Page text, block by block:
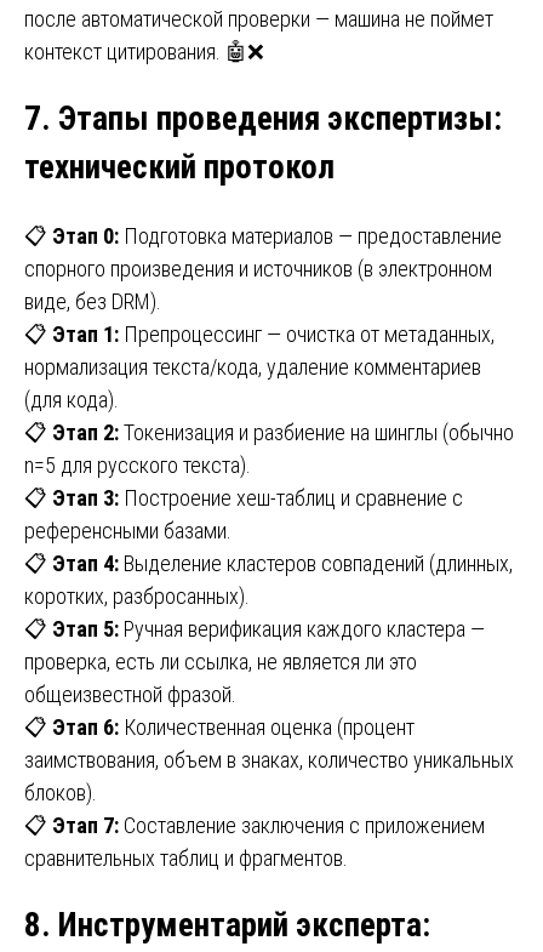
после автоматической проверки — машина не поймет
контекст цитирования. 🤖❌
7. Этапы проведения экспертизы:
технический протокол
📋 Этап 0: Подготовка материалов — предоставление
спорного произведения и источников (в электронном
виде, без DRM).
📋 Этап 1: Препроцессинг — очистка от метаданных,
нормализация текста/кода, удаление комментариев
(для кода).
📋 Этап 2:Токенизация и разбиение на шинглы (обычно
n=5 для русского текста).
📋 Этап 3: Построение хеш-таблиц и сравнение с
референсными базами.
📋 Этап 4: Выделение кластеров совпадений (длинных,
коротких, разбросанных).
📋 Этап 5: Ручная верификация каждого кластера —
проверка, есть ли ссылка, не является ли это
общеизвестной фразой.
📋 Этап 6: Количественная оценка (процент
заимствования, объем в знаках, количество уникальных
блоков).
📋 Этап 7: Составление заключения с приложением
сравнительных таблиц и фрагментов.
8. Инструментарий эксперта: